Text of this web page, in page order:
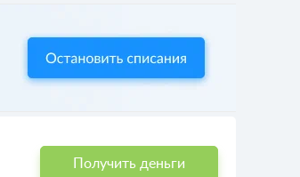
Получить деньги